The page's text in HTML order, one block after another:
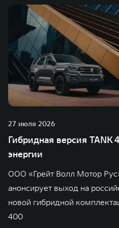
27 июля 2026
Гибридная версия TANK
энергии
ООО «Грейт Волл Мотор
анонсирует выход на
новой гибридной
400